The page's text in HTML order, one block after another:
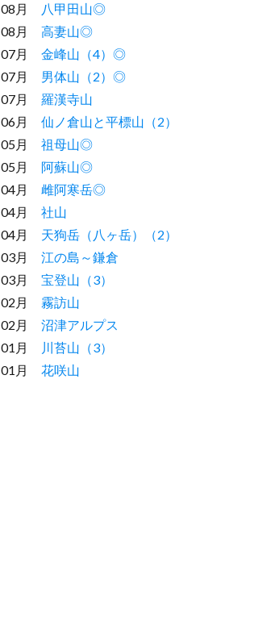
08月
八甲田山◎
08月 高妻山◎
07月 金峰山（4）◎
07月 男体山（2）◎
07月 羅漢寺山
06月 仙ノ倉山と平標山（2）
05月 祖母山◎
05月 阿蘇山◎
04月 雌阿寒岳◎
04月 社山
04月 天狗岳（八ヶ岳）（2）
03月 江の島～鎌倉
03月 宝登山（3）
02月 霧訪山
02月 沼津アルプス
01月
川苔山（3）
01月 花咲山